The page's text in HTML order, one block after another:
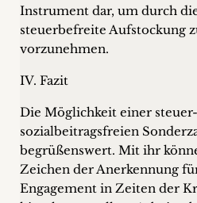
Instrument dar, um durch
steuerbefreite Aufstockung
vorzunehmen.
IV. Fazit
Die Möglichkeit einer
sozialbeitragsfreien
begrüßenswert. Mit ihr
Zeichen der Anerkennung
Engagement in Zeiten der